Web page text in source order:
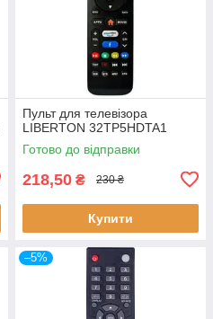
Пульт для телевізора
LIBERTON 32TP5HDTA1
Готово до відправки
218,50 ₴ 230 ₴
Купити
–5%